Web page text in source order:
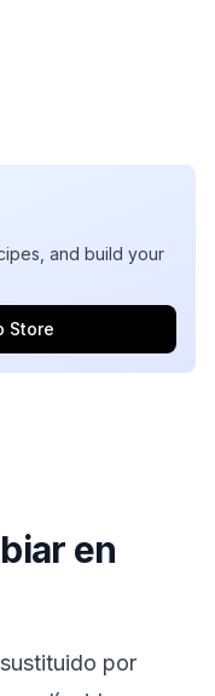
and build your
Store
en
por